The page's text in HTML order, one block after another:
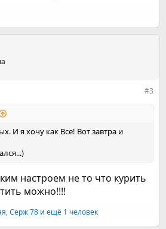
#3
И я хочу как Все! Вот завтра и
настроем не то что курить
можно!!!!
,Серж 78 и ещё 1 человек